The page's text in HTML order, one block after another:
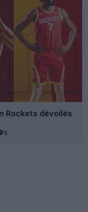
Rockets dévoilés
1j